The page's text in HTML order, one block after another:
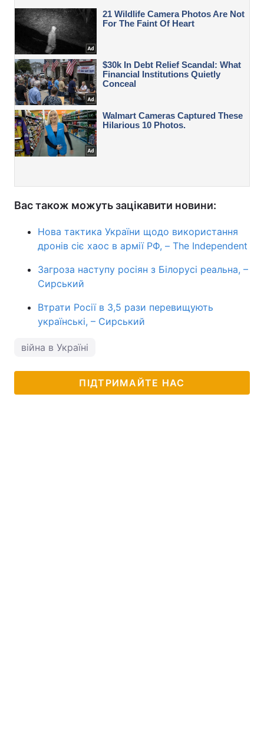
Вас також можуть зацікавити новини:
Нова тактика України щодо використання
дронів сіє хаос в армії РФ, – The Independent
Загроза наступу росіян з Білорусі реальна, –
Сирський
Втрати Росії в 3,5 рази перевищують
українські, – Сирський
війна в Україні
ПІДТРИМАЙТЕ НАС